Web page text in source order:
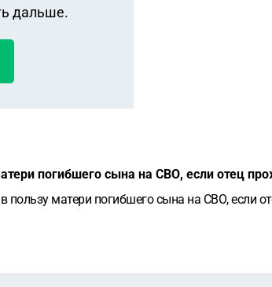
дальше.
погибшего сына на СВО, если отец
пользу матери погибшего сына на СВО, если